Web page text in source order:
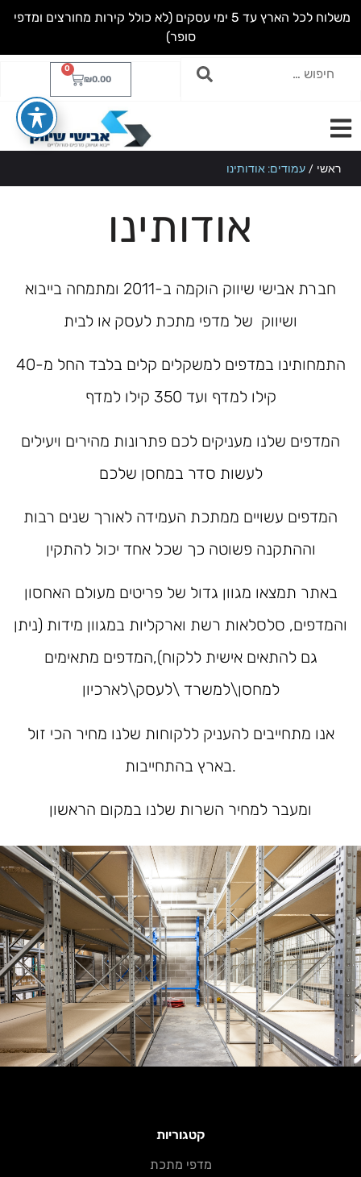
משלוח לכל הארץ עד 5 ימי עסקים (לא כולל קירות מחורצים ומדפי
סופר)
₪0.00
0
ראשי / עמודים: אודותינו
אודותינו
חברת אבישי שיווק הוקמה ב-2011 ומתמחה בייבוא
ושיווק של מדפי מתכת לעסק או לבית
התמחותינו במדפים למשקלים קלים בלבד החל מ-40
קילו למדף ועד 350 קילו למדף
המדפים שלנו מעניקים לכם פתרונות מהירים ויעילים
לעשות סדר במחסן שלכם
המדפים עשויים ממתכת העמידה לאורך שנים רבות
וההתקנה פשוטה כך שכל אחד יכול להתקין
באתר תמצאו מגוון גדול של פריטים מעולם האחסון
והמדפים, סלסלאות רשת וארקליות במגוון מידות (ניתן
גם להתאים אישית ללקוח),המדפים מתאימים
למחסן\למשרד \לעסק\לארכיון
אנו מתחייבים להעניק ללקוחות שלנו מחיר הכי זול
בארץ בהתחייבות.
ומעבר למחיר השרות שלנו במקום הראשון
קטגוריות
מדפי מתכת​